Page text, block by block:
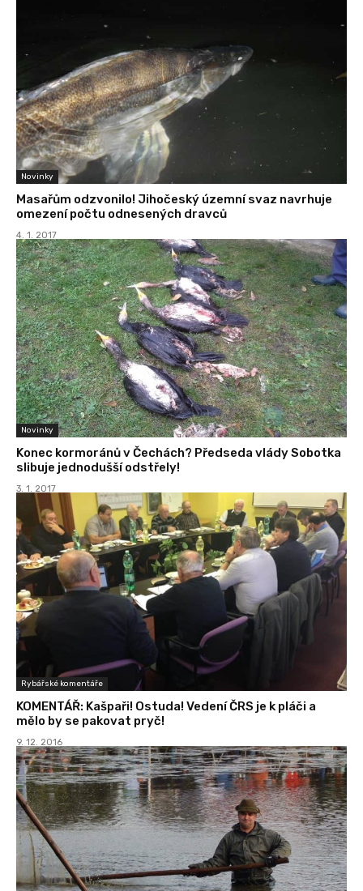
Novinky
Masařům odzvonilo! Jihočeský územní svaz navrhuje
omezení počtu odnesených dravců
4. 1. 2017
Novinky
Konec kormoránů v Čechách? Předseda vlády Sobotka
slibuje jednodušší odstřely!
3. 1. 2017
Rybářské komentáře
KOMENTÁŘ: Kašpaři! Ostuda! Vedení ČRS je k pláči a
mělo by se pakovat pryč!
9. 12. 2016